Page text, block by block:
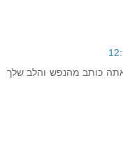
כותב מהנפש והלב שלך